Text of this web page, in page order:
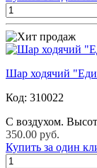
Шар ходячий
Код: 310022
С воздухом.
350.00 руб.
Купить за один